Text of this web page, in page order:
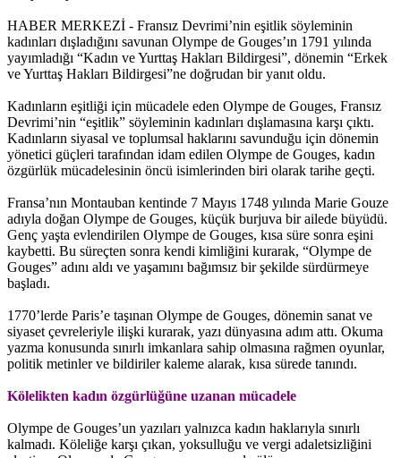
HABER MERKEZİ - Fransız Devrimi’nin eşitlik söyleminin
kadınları dışladığını savunan Olympe de Gouges’ın 1791 yılında
yayımladığı “Kadın ve Yurttaş Hakları Bildirgesi”, dönemin “Erkek
ve Yurttaş Hakları Bildirgesi”ne doğrudan bir yanıt oldu.
Kadınların eşitliği için mücadele eden Olympe de Gouges, Fransız
Devrimi’nin “eşitlik” söyleminin kadınları dışlamasına karşı çıktı.
Kadınların siyasal ve toplumsal haklarını savunduğu için dönemin
yönetici güçleri tarafından idam edilen Olympe de Gouges, kadın
özgürlük mücadelesinin öncü isimlerinden biri olarak tarihe geçti.
Fransa’nın Montauban kentinde 7 Mayıs 1748 yılında Marie Gouze
adıyla doğan Olympe de Gouges, küçük burjuva bir ailede büyüdü.
Genç yaşta evlendirilen Olympe de Gouges, kısa süre sonra eşini
kaybetti. Bu süreçten sonra kendi kimliğini kurarak, “Olympe de
Gouges” adını aldı ve yaşamını bağımsız bir şekilde sürdürmeye
başladı.
1770’lerde Paris’e taşınan Olympe de Gouges, dönemin sanat ve
siyaset çevreleriyle ilişki kurarak, yazı dünyasına adım attı. Okuma
yazma konusunda sınırlı imkanlara sahip olmasına rağmen oyunlar,
politik metinler ve bildiriler kaleme alarak, kısa sürede tanındı.
Kölelikten kadın özgürlüğüne uzanan mücadele
Olympe de Gouges’un yazıları yalnızca kadın haklarıyla sınırlı
kalmadı. Köleliğe karşı çıkan, yoksulluğu ve vergi adaletsizliğini